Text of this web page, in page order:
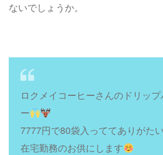
ないでしょうか。
ロクメイコーヒーさんのドリッ
ー
7777円で80袋入っててありがたい
在宅勤務のお供にします